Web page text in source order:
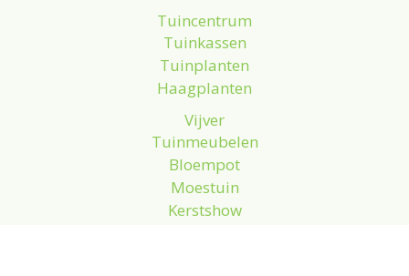
Tuincentrum
Tuinkassen
Tuinplanten
Haagplanten
Vijver
Tuinmeubelen
Bloempot
Moestuin
Kerstshow